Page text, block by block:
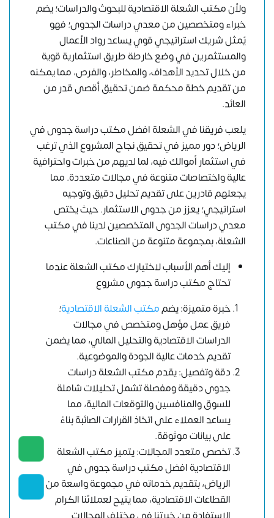
ولأن مكتب الشعلة الاقتصادية للبحوث والدراسات؛ يضم
خبراء ومتخصصين من معدي دراسات الجدوى؛ فهو
يٌمثل شريك استراتيجي قوي يساعد رواد الأعمال
والمستثمرين في وضع خارطة طريق استثمارية قوية
من خلال تحديد الأهداف، والمخاطر، والفرص، مما يمكنه
من تقديم خطة محكمة ضمن تحقيق أقصى قدر من
العائد.
يلعب فريقنا في الشعلة افضل مكتب دراسة جدوى في
الرياض؛ دور مميز في تحقيق نجاح المشروع الذي ترغب
في استثمار أموالك فيه، لما لديهم من خبرات واحترافية
عالية واختصاصات متنوعة في مجالات متعددة. مما
يجعلهم قادرين على تقديم تحليل دقيق وتوجيه
استراتيجي؛ يعزز من جدوى الاستثمار. حيث يختص
معدي دراسات الجدوى المتخصصين لدينا في مكتب
الشعلة، بمجموعة متنوعة من الصناعات.
إليك أهم الأسباب لاختيارك مكتب الشعلة عندما
تحتاج مكتب دراسة جدوى مشروع
خبرة متميزة: يضممكتب الشعلة الاقتصادية؛
فريق عمل مؤهل ومتخصص في مجالات
الدراسات الاقتصادية والتحليل المالي، مما يضمن
تقديم خدمات عالية الجودة والموضوعية.
دقة وتفصيل: يقدم مكتب الشعلة دراسات
جدوى دقيقة ومفصلة تشمل تحليلات شاملة
للسوق والمنافسين والتوقعات المالية، مما
يساعد العملاء على اتخاذ القرارات الصائبة بناءً
على بيانات موثوقة.
تخصص متعدد المجالات: يتميز مكتب الشعلة
الاقتصادية افضل مكتب دراسة جدوى في
الرياض، بتقديم خدماته في مجموعة واسعة من
القطاعات الاقتصادية، مما يتيح لعملائنا الكرام